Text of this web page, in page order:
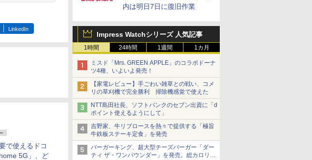
内は明日7日に復旧作業
Impress Watchシリーズ 人気記事
1時間 24時間 1週間 1カ月
ミスド「Mrs. GREEN APPLE」のコラボドーナ
ツ4種、いよいよ発売！
【家電レビュー】手ごわい雑草との戦い、コメ
リの草刈機で完全勝利 掃除機感覚で使えた
NTT島田社長、ソフトバンクのセブン出資に「d
ポイント使えるようにして」
吉野家、牛リブロースを熱々で提供する「極旨
牛鉄板ステーキ定食」を発売
バーガーキング、超大型チーズバーガー「ダー
ティ ザ・ワンパウンダー」を発売。総カロリー
LinkedIn
で使えるドコ
5G」、ど